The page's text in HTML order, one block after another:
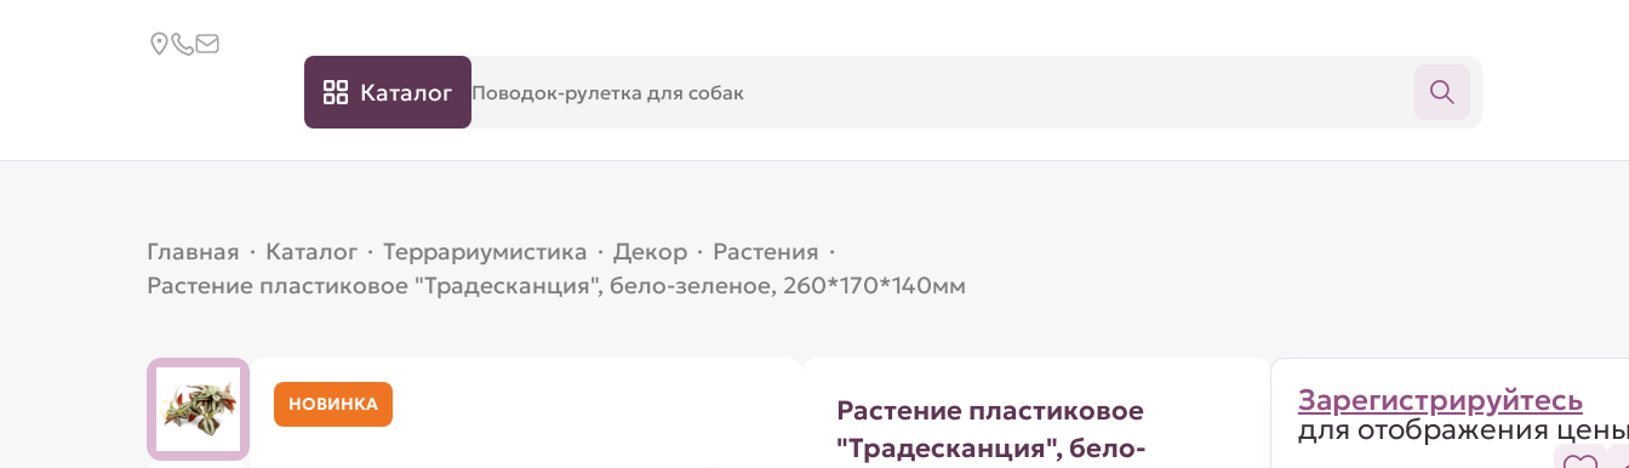
Каталог
Главная · Каталог · Террариумистика · Декор · Растения ·
Растение пластиковое "Традесканция", бело-зеленое, 260*170*140мм
НОВИНКА
Растение пластиковое
"Традесканция", бело-
Зарегистрируйтесь
для отображения